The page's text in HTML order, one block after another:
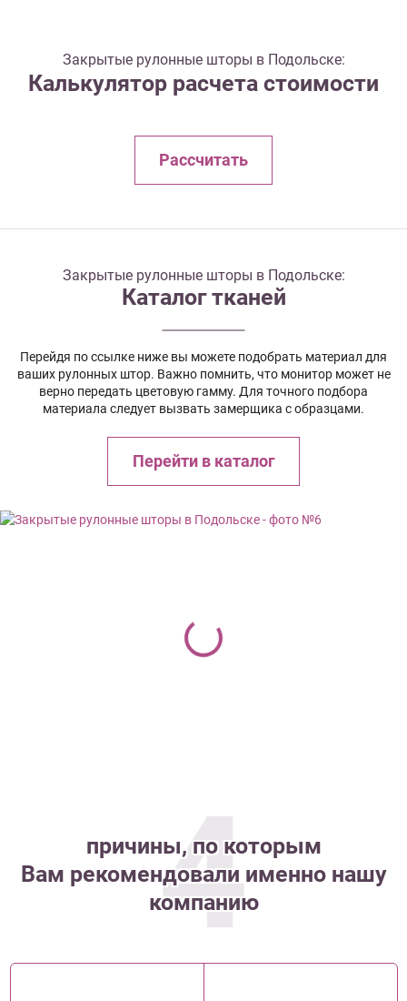
Закрытые рулонные шторы в Подольске:
Калькулятор расчета стоимости
Рассчитать
Закрытые рулонные шторы в Подольске:
Каталог тканей
Перейдя по ссылке ниже вы можете подобрать материал для
ваших рулонных штор. Важно помнить, что монитор может не
верно передать цветовую гамму. Для точного подбора
материала следует вызвать замерщика с образцами.
Перейти в каталог
4
причины, по которым
Вам рекомендовали именно нашу
компанию